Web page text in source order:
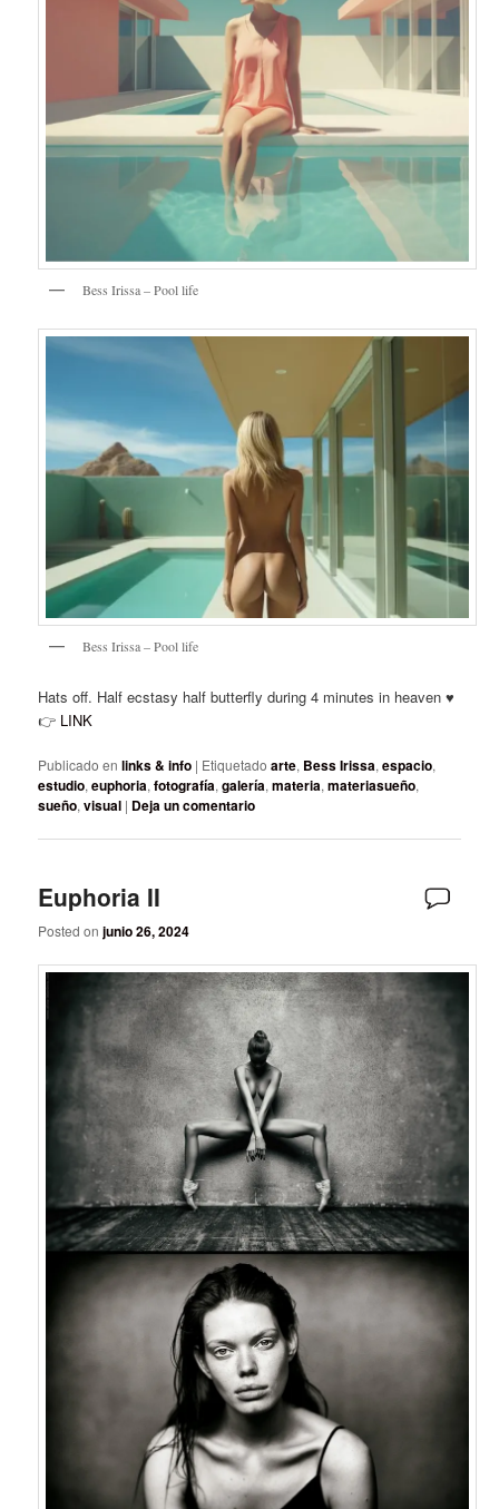
Bess Irissa – Pool life
Bess Irissa – Pool life
Hats off. Half ecstasy half butterfly during 4 minutes in heaven ♥️
👉 LINK
Publicado en links & info | Etiquetado arte, Bess Irissa,espacio,
estudio,euphoria,fotografía,galería,materia,materiasueño,
sueño,visual | Deja un comentario
Euphoria II
Posted onjunio 26, 2024